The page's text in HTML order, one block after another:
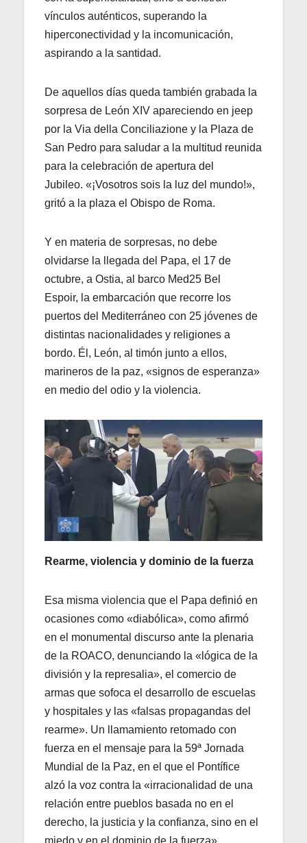
vínculos auténticos, superando la
hiperconectividad y la incomunicación,
aspirando a la santidad.
De aquellos días queda también grabada la
sorpresa de León XIV apareciendo en jeep
por la Via della Conciliazione y la Plaza de
San Pedro para saludar a la multitud reunida
para la celebración de apertura del
Jubileo. «¡Vosotros sois la luz del mundo!»,
gritó a la plaza el Obispo de Roma.
Y en materia de sorpresas, no debe
olvidarse la llegada del Papa, el 17 de
octubre, a Ostia, al barco Med25 Bel
Espoir, la embarcación que recorre los
puertos del Mediterráneo con 25 jóvenes de
distintas nacionalidades y religiones a
bordo. Él, León, al timón junto a ellos,
marineros de la paz, «signos de esperanza»
en medio del odio y la violencia.
Rearme, violencia y dominio de la fuerza
Esa misma violencia que el Papa definió en
ocasiones como «diabólica», como afirmó
en el monumental discurso ante la plenaria
de la ROACO, denunciando la «lógica de la
división y la represalia», el comercio de
armas que sofoca el desarrollo de escuelas
y hospitales y las «falsas propagandas del
rearme». Un llamamiento retomado con
fuerza en el mensaje para la 59ª Jornada
Mundial de la Paz, en el que el Pontífice
alzó la voz contra la «irracionalidad de una
relación entre pueblos basada no en el
derecho, la justicia y la confianza, sino en el
miedo y en el dominio de la fuerza».